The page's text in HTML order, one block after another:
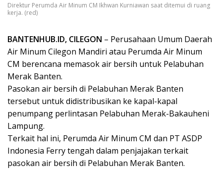
Direktur Perumda Air Minum CM Ikhwan Kurniawan saat ditemui di ruang
kerja. (red)
BANTENHUB.ID, CILEGON – Perusahaan Umum Daerah
Air Minum Cilegon Mandiri atau Perumda Air Minum
CM berencana memasok air bersih untuk Pelabuhan
Merak Banten.
Pasokan air bersih di Pelabuhan Merak Banten
tersebut untuk didistribusikan ke kapal-kapal
penumpang perlintasan Pelabuhan Merak-Bakauheni
Lampung.
Terkait hal ini, Perumda Air Minum CM dan PT ASDP
Indonesia Ferry tengah dalam penjajakan terkait
pasokan air bersih di Pelabuhan Merak Banten.